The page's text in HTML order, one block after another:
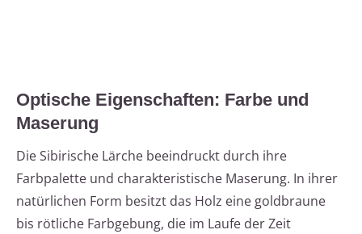
Optische Eigenschaften: Farbe und
Maserung
Die Sibirische Lärche beeindruckt durch ihre
Farbpalette und charakteristische Maserung. In ihrer
natürlichen Form besitzt das Holz eine goldbraune
bis rötliche Farbgebung, die im Laufe der Zeit